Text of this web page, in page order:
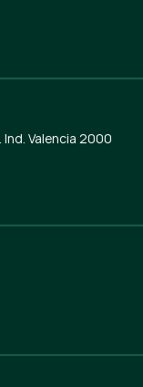
Ind. Valencia 2000